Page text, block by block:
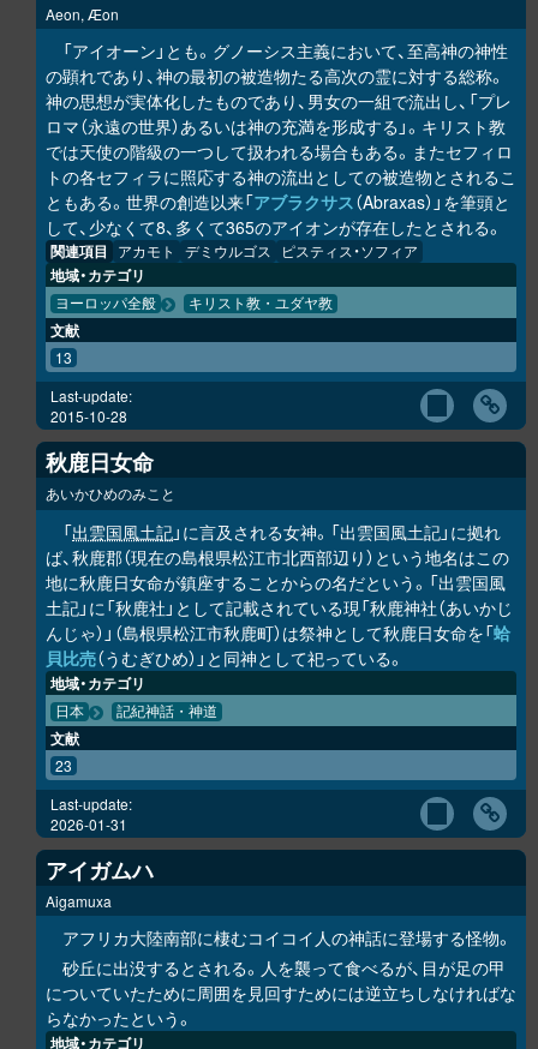
Aeon, Æon
「アイオーン」とも。グノーシス主義において、至高神の神性
の顕れであり、神の最初の被造物たる高次の霊に対する総称。
神の思想が実体化したものであり、男女の一組で流出し、「プレ
ロマ（永遠の世界）あるいは神の充満を形成する」。キリスト教
では天使の階級の一つして扱われる場合もある。またセフィロ
トの各セフィラに照応する神の流出としての被造物とされるこ
ともある。世界の創造以来「アブラクサス（Abraxas）」を筆頭と
して、少なくて8、多くて365のアイオンが存在したとされる。
関連項目 アカモト デミウルゴス ピスティス・ソフィア
地域・カテゴリ
ヨーロッパ全般 キリスト教・ユダヤ教
文献
13
Last-update:
2015-10-28
秋鹿日女命
あいかひめのみこと
「出雲国風土記」に言及される女神。「出雲国風土記」に拠れ
ば、秋鹿郡（現在の島根県松江市北西部辺り）という地名はこの
地に秋鹿日女命が鎮座することからの名だという。「出雲国風
土記」に「秋鹿社」として記載されている現「秋鹿神社（あいかじ
んじゃ）」（島根県松江市秋鹿町）は祭神として秋鹿日女命を「蛤
貝比売（うむぎひめ）」と同神として祀っている。
地域・カテゴリ
日本 記紀神話・神道
文献
23
Last-update:
2026-01-31
アイガムハ
Aigamuxa
アフリカ大陸南部に棲むコイコイ人の神話に登場する怪物。
砂丘に出没するとされる。人を襲って食べるが、目が足の甲
についていたために周囲を見回すためには逆立ちしなければな
らなかったという。
地域・カテゴリ